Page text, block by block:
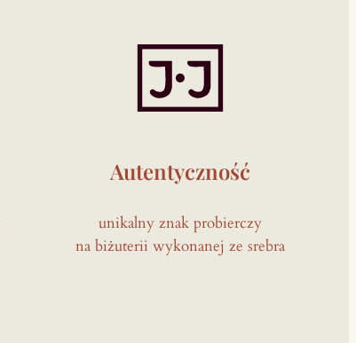
Autentyczność
unikalny znak probierczy
na biżuterii wykonanej ze srebra